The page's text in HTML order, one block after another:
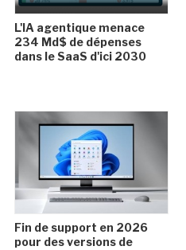
L'IA agentique menace
234 Md$ de dépenses
dans le SaaS d'ici 2030
Fin de support en 2026
pour des versions de